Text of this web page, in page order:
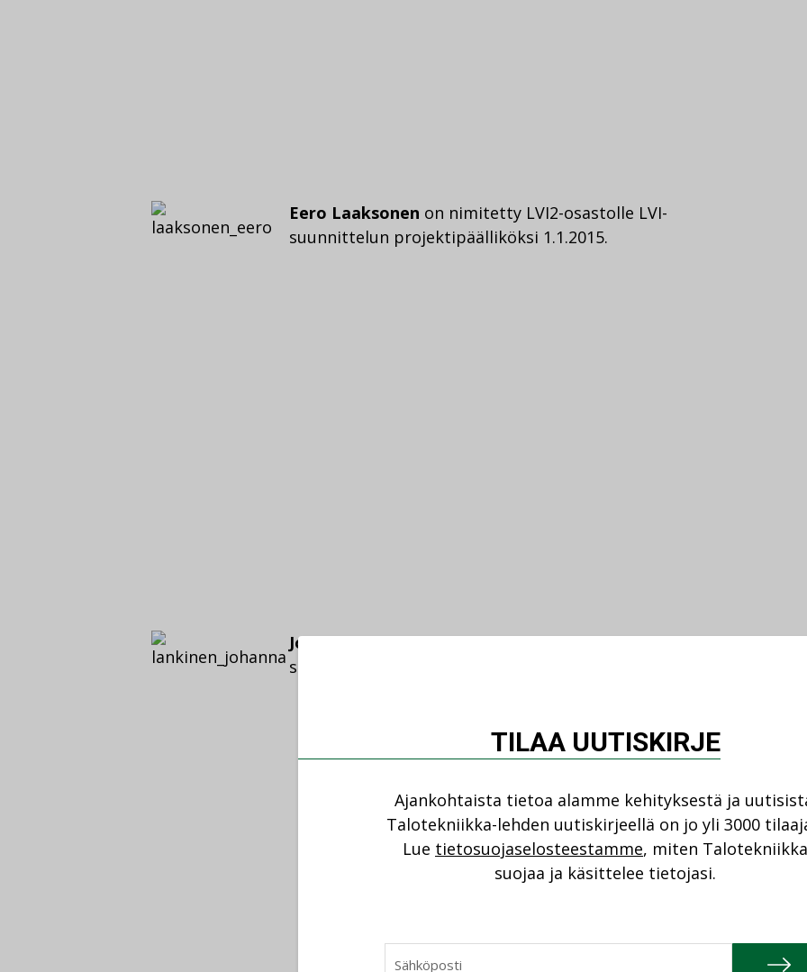
Eero Laaksonen on nimitetty LVI2-osastolle LVI-
suunnittelun projektipäälliköksi 1.1.2015.
Johanna Lankinenon nimitetty LVI2-osastolle LVI-
suunnittelun projektipäälliköksi 1.1.2015.
TILAA UUTISKIRJE
Ajankohtaista tietoa alamme kehityksestä ja
Talotekniikka-lehden uutiskirjeellä on jo yli 3000
Lue tietosuojaselosteestamme, miten Talotekniikka
suojaa ja käsittelee tietojasi.